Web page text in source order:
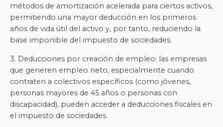
métodos de amortización acelerada para ciertos activos,
permitiendo una mayor deducción en los primeros
años de vida útil del activo y, por tanto, reduciendo la
base imponible del impuesto de sociedades.
3. Deducciones por creación de empleo: las empresas
que generen empleo neto, especialmente cuando
contraten a colectivos específicos (como jóvenes,
personas mayores de 45 años o personas con
discapacidad), pueden acceder a deducciones fiscales en
el impuesto de sociedades.